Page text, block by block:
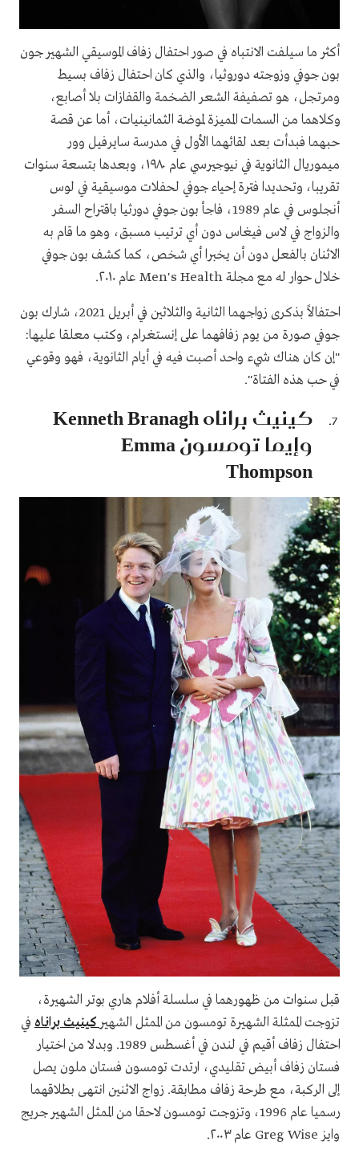
أكثر ما سيلفت الانتباه في صور احتفال زفاف الموسيقي الشهير جون
بون جوفي وزوجته دوروثيا، والذي كان احتفال زفاف بسيط
ومرتجل، هو تصفيفة الشعر الضخمة والقفازات بلا أصابع،
وكلاهما من السمات المميزة لموضة الثمانينيات، أما عن قصة
حبهما فبدأت بعد لقائهما الأول في مدرسة سايرفيل وور
ميموريال الثانوية في نيوجيرسي عام ١٩٨٠، وبعدها بتسعة سنوات
تقريبا، وتحديدا فترة إحياء جوفي لحفلات موسيقية في لوس
أنجلوس في عام 1989، فاجأ بون جوفي دورثيا باقتراح السفر
والزواج في لاس فيغاس دون أي ترتيب مسبق، وهو ما قام به
الاثنان بالفعل دون أن يخبرا أي شخص، كما كشف بون جوفي
خلال حوار له مع مجلة Men's Health عام ٢٠١٠.
احتفالاً بذكرى زواجهما الثانية والثلاثين في أبريل 2021، شارك بون
جوفي صورة من يوم زفافهما على إنستغرام، وكتب معلقا عليها:
"إن كان هناك شيء واحد أصبت فيه في أيام الثانوية، فهو وقوعي
في حب هذه الفتاة".
كينيث براناه Kenneth Branagh
وإيما تومسون Emma
Thompson
قبل سنوات من ظهورهما في سلسلة أفلام هاري بوتر الشهيرة،
تزوجت الممثلة الشهيرة تومسون من الممثل الشهيركينيث براناه في
احتفال زفاف أقيم في لندن في أغسطس 1989. وبدلا من اختيار
فستان زفاف أبيض تقليدي، ارتدت تومسون فستان ملون يصل
إلى الركبة، مع طرحة زفاف مطابقة. زواج الاثنين انتهى بطلاقهما
رسميا عام 1996، وتزوجت تومسون لاحقا من الممثل الشهير جريج
وايز Greg Wise عام ٢٠٠٣.